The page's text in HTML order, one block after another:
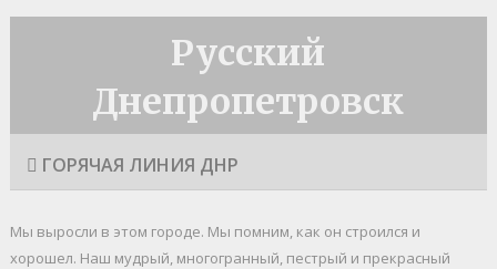
Русский
Днепропетровск
ГОРЯЧАЯ ЛИНИЯ ДНР
Мы выросли в этом городе. Мы помним, как он строился и
хорошел. Наш мудрый, многогранный, пестрый и прекрасный